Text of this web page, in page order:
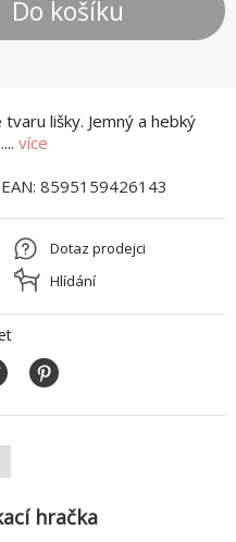
lišky. Jemný a hebký
více
Do košíku
EAN: 8595159426143
Dotaz prodejci
Hlídání
hračka